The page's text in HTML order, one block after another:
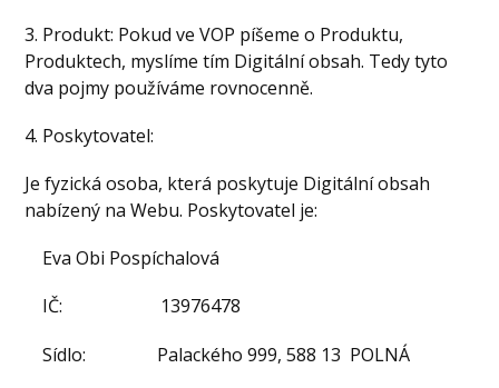
3. Produkt: Pokud ve VOP píšeme o Produktu,
Produktech, myslíme tím Digitální obsah. Tedy tyto
dva pojmy používáme rovnocenně.
4. Poskytovatel:
Je fyzická osoba, která poskytuje Digitální obsah
nabízený na Webu. Poskytovatel je:
Eva Obi Pospíchalová
IČ: 13976478
Sídlo: Palackého 999, 588 13 POLNÁ